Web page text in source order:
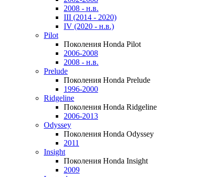
2008 - н.в.
III (2014 - 2020)
IV (2020 - н.в.)
Pilot
Поколения Honda Pilot
2006-2008
2008 - н.в.
Prelude
Поколения Honda Prelude
1996-2000
Ridgeline
Поколения Honda Ridgeline
2006-2013
Odyssey
Поколения Honda Odyssey
2011
Insight
Поколения Honda Insight
2009